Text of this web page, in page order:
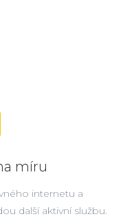
míru
internetu a
další aktivní službu.